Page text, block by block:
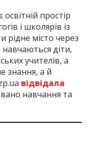
простір
і школярів із
рідне місто через
діти,
учителів, а
знання, а й
відвідала
навчання та